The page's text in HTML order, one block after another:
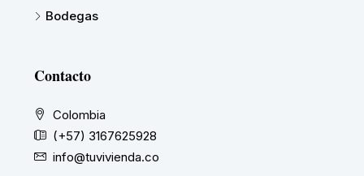
Bodegas
Contacto
Colombia
(+57) 3167625928
info@tuvivienda.co